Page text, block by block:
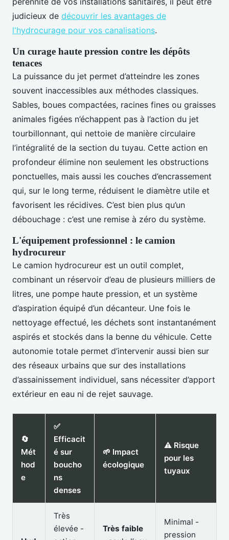
judicieux de découvrir les avantages de
l'hydrocurage pour vos canalisations.
Un curage haute pression contre les dépôts
tenaces
La puissance du jet permet d’atteindre les zones
souvent inaccessibles aux méthodes classiques.
Sables, boues compactées, racines fines ou graisses
animales figées n’échappent pas à l’action du jet
tourbillonnant, qui nettoie de manière circulaire
l’intégralité de la section du tuyau. Cette action en
profondeur élimine non seulement les obstructions
ponctuelles, mais aussi les couches d’encrassement
qui, sur le long terme, réduisent le diamètre utile et
favorisent les récidives. C’est bien plus qu’un
débouchage : c’est une remise à zéro du système.
L'équipement professionnel : le camion
hydrocureur
Le camion hydrocureur est un outil complet,
combinant un réservoir d’eau de plusieurs milliers de
litres, une pompe haute pression, et un système
d’aspiration équipé d’un décanteur. Une fois le
nettoyage effectué, les déchets sont instantanément
aspirés et stockés dans la benne du véhicule. Cette
autonomie totale permet d’intervenir aussi bien sur
des réseaux urbains que sur des installations
d’assainissement individuel, sans nécessiter d’apport
extérieur en eau ni de rejet sauvage.
🔄
Mét
hod
e
✅
Efficacit
é sur
boucho
ns
denses
🌱 Impact
écologique
⚠️ Risque
pour les
tuyaux
Très
élevée -
Très faible
Minimal -
pression